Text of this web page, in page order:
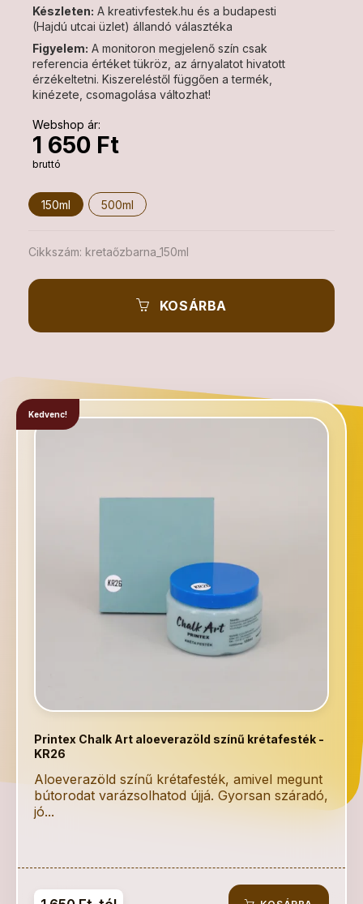
Készleten: A kreativfestek.hu és a budapesti
(Hajdú utcai üzlet) állandó választéka
Figyelem: A monitoron megjelenő szín csak
referencia értéket tükröz, az árnyalatot hivatott
érzékeltetni. Kiszereléstől függően a termék,
kinézete, csomagolása változhat!
Webshop ár:
1 650 Ft
bruttó
150ml 500ml
Cikkszám: kretaőzbarna_150ml
KOSÁRBA
Kedvenc!
Printex Chalk Art aloeverazöld színű krétafesték -
KR26
Aloeverazöld színű krétafesték, amivel megunt
bútorodat varázsolhatod újjá. Gyorsan száradó,
jó...